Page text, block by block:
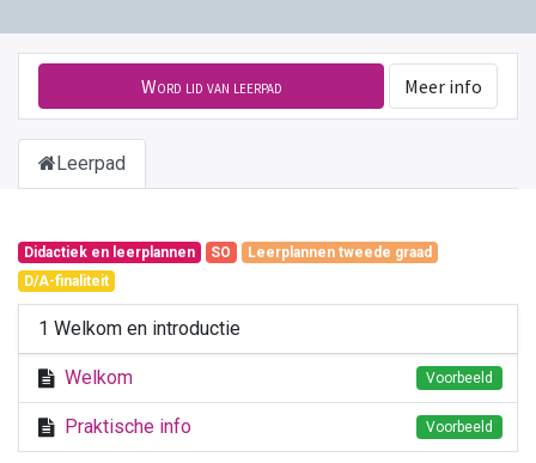
Word lid van leerpad Meer info
Leerpad
Didactiek en leerplannen SO
Leerplannen tweede graad
D/A-finaliteit
1 Welkom en introductie
Welkom Voorbeeld
Praktische info Voorbeeld